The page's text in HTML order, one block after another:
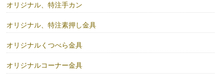
オリジナル、特注手カン
オリジナル、特注素押し金具
オリジナルくつべら金具
オリジナルコーナー金具